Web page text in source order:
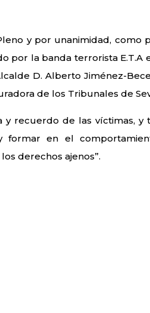
y por unanimidad, como
por la banda terrorista E.T.A
D. Alberto Jiménez-
de los Tribunales de
y recuerdo de las víctimas, y
en el
derechos ajenos”.